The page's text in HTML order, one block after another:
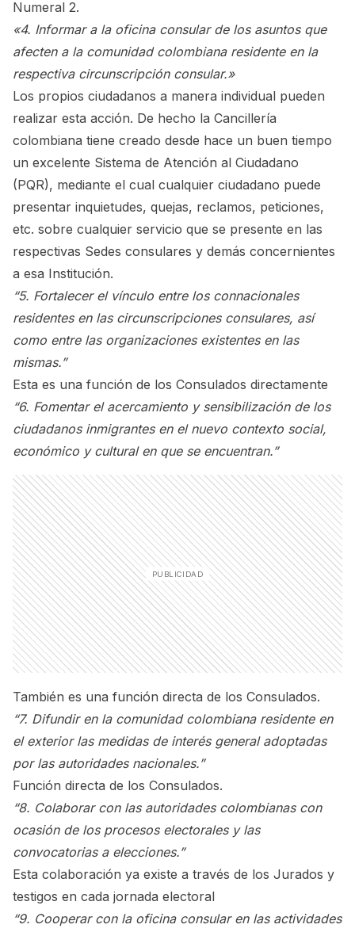
Numeral 2.
«4. Informar a la oficina consular de los asuntos que
afecten a la comunidad colombiana residente en la
respectiva circunscripción consular.»
Los propios ciudadanos a manera individual pueden
realizar esta acción. De hecho la Cancillería
colombiana tiene creado desde hace un buen tiempo
un excelente Sistema de Atención al Ciudadano
(PQR), mediante el cual cualquier ciudadano puede
presentar inquietudes, quejas, reclamos, peticiones,
etc. sobre cualquier servicio que se presente en las
respectivas Sedes consulares y demás concernientes
a esa Institución.
“5. Fortalecer el vínculo entre los connacionales
residentes en las circunscripciones consulares, así
como entre las organizaciones existentes en las
mismas.”
Esta es una función de los Consulados directamente
“6. Fomentar el acercamiento y sensibilización de los
ciudadanos inmigrantes en el nuevo contexto social,
económico y cultural en que se encuentran.”
También es una función directa de los Consulados.
“7. Difundir en la comunidad colombiana residente en
el exterior las medidas de interés general adoptadas
por las autoridades nacionales.”
Función directa de los Consulados.
“8. Colaborar con las autoridades colombianas con
ocasión de los procesos electorales y las
convocatorias a elecciones.”
Esta colaboración ya existe a través de los Jurados y
testigos en cada jornada electoral
“9. Cooperar con la oficina consular en las actividades